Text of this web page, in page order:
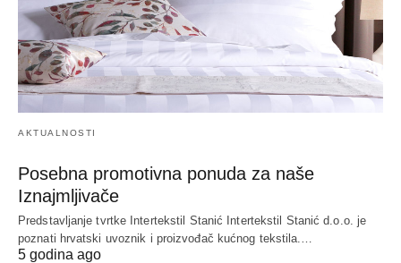
AKTUALNOSTI
Posebna promotivna ponuda za naše
Iznajmljivače
Predstavljanje tvrtke Intertekstil Stanić Intertekstil Stanić d.o.o. je
poznati hrvatski uvoznik i proizvođač kućnog tekstila.…
5 godina ago